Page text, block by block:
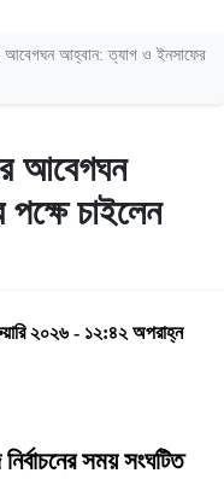
আবেগঘন আহ্বান: ত্যাগ ও ইনসাফের
আবেগঘন
চাইলেন
২০২৬ - ১২:৪২ অপরাহ্ন
সময় সংঘটিত